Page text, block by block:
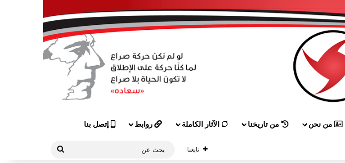
من نحن من تاريخنا الآثار الكاملة روابط إتصل بنا
تابعنا